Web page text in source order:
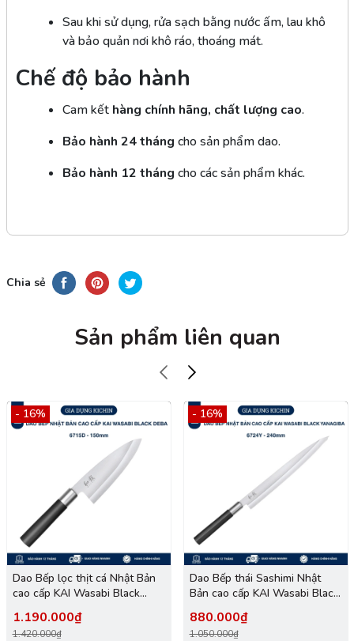
Sau khi sử dụng, rửa sạch bằng nước ấm, lau khô
và bảo quản nơi khô ráo, thoáng mát.
Chế độ bảo hành
Cam kết hàng chính hãng, chất lượng cao.
Bảo hành 24 tháng cho sản phẩm dao.
Bảo hành 12 tháng cho các sản phẩm khác.
Chia sẻ
Sản phẩm liên quan
- 16%
Dao Bếp lọc thịt cá Nhật Bản
cao cấp KAI Wasabi Black
1.190.000₫
1.420.000₫
- 16%
Dao Bếp thái Sashimi Nhật
Bản cao cấp KAI Wasabi Black
880.000₫
1.050.000₫